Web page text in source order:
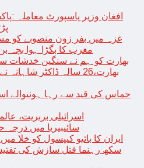
افغان وزیر پاسپورٹ معاملہ
غزہ میں بفر زون منصوبے کو
مغرب کا بگڑا ہوا بچہ
بھارت کو ہم نے سنگین خدشات
بھارت،26 سالہ ڈاکٹر
حماس کی قید سے رہا ہونیوالے
اسرائیلی بربریت،
سائیبیریا میں درجہ
ایران کا بائیو کیپسول کو خلا
سکھ رہنما قتل سازش کی